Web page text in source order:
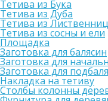
Тетива из Бука
Тетива из Дуба
Тетива из
Тетива из сосны и ели
Площадка
Заготовка для балясин
Заготовка для
Заготовка для
Накладка на тетиву
Столбы колонны